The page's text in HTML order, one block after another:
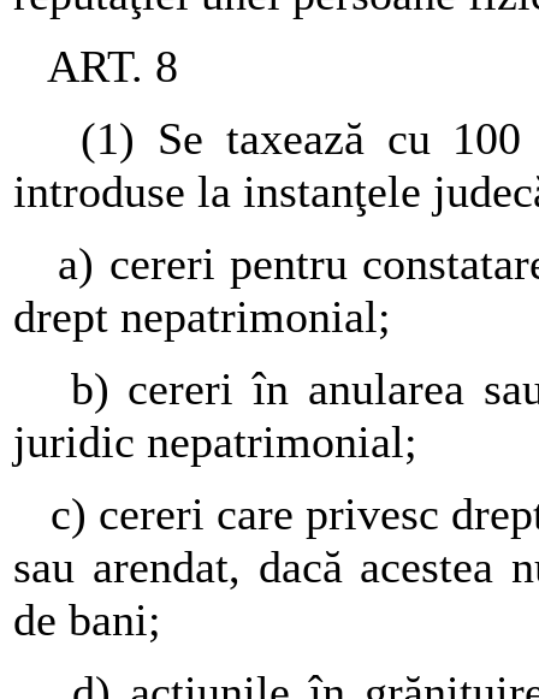
ART. 8
(1) Se taxează cu 100
introduse la instanţele
a) cereri pentru
drept nepatrimonial;
b) cereri în anularea
juridic nepatrimonial;
c) cereri care privesc
sau arendat, dacă
de bani;